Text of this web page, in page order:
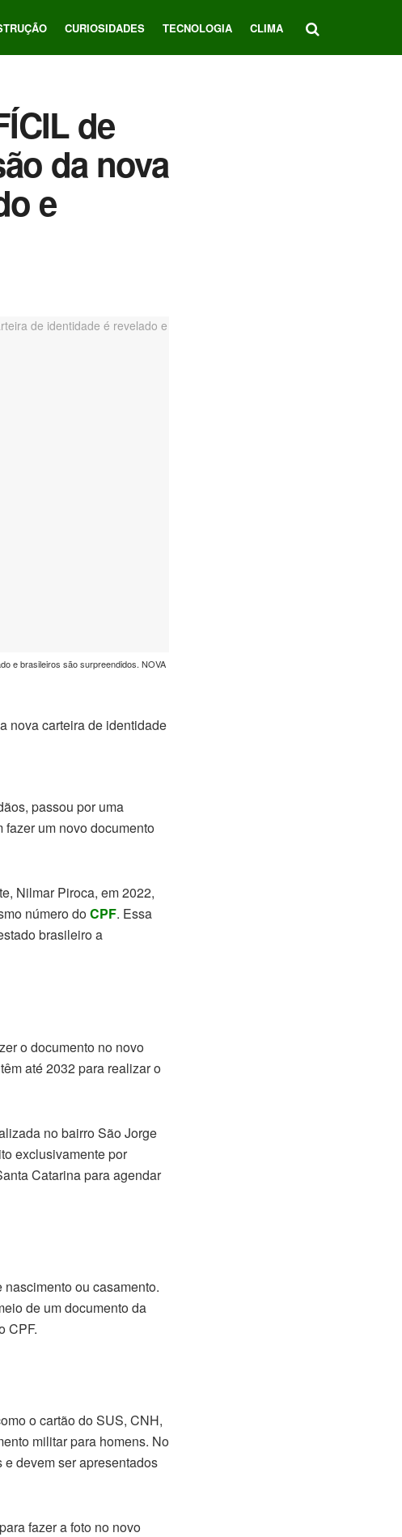
CURIOSIDADES TECNOLOGIA CLIMA
de
da nova
e
e brasileiros são surpreendidos. NOVA
passou por uma
um novo documento
Nilmar Piroca, em 2022,
número doCPF. Essa
brasileiro a
o documento no novo
até 2032 para realizar o
no bairro São Jorge
exclusivamente por
Catarina para agendar
ou casamento.
de um documento da
CPF.
o cartão do SUS, CNH,
militar para homens. No
devem ser apresentados
fazer a foto no novo